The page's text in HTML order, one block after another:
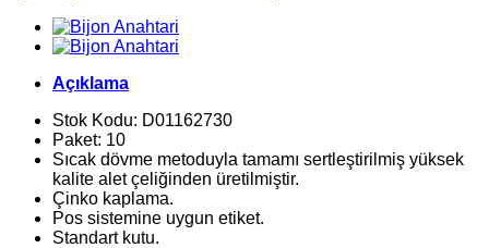
Açıklama
Stok Kodu: D01162730
Paket: 10
Sıcak dövme metoduyla tamamı sertleştirilmiş yüksek
kalite alet çeliğinden üretilmiştir.
Çinko kaplama.
Pos sistemine uygun etiket.
Standart kutu.